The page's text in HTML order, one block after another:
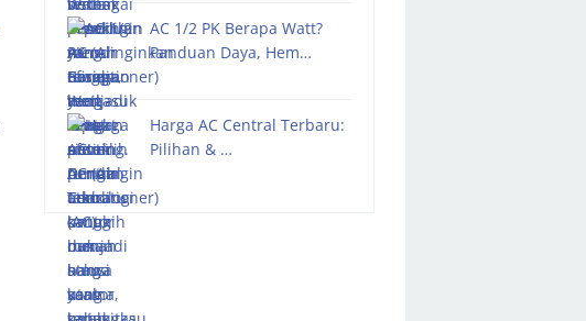
AC 1/2 PK Berapa Watt?
Panduan Daya, Hem…
Harga AC Central Terbaru:
Pilihan & …